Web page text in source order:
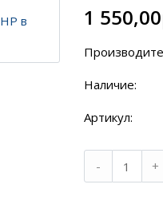
1
Наличие:
Артикул: